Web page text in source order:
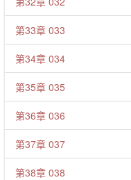
第33章 033
第34章 034
第35章 035
第36章 036
第37章 037
第38章 038